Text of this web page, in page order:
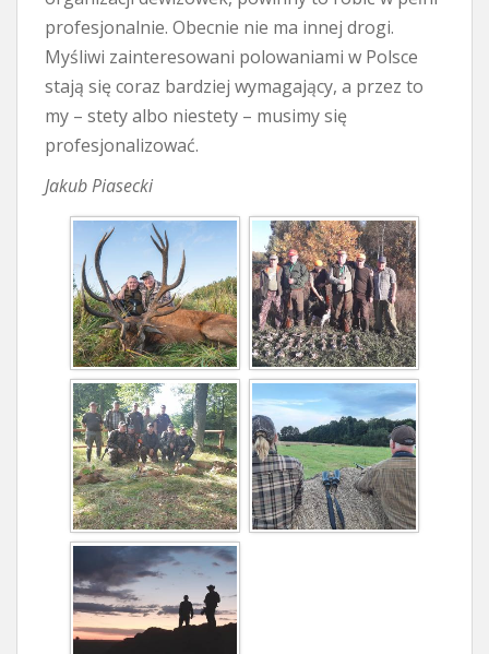
profesjonalnie. Obecnie nie ma innej drogi.
Myśliwi zainteresowani polowaniami w Polsce
stają się coraz bardziej wymagający, a przez to
my – stety albo niestety – musimy się
profesjonalizować.
Jakub Piasecki